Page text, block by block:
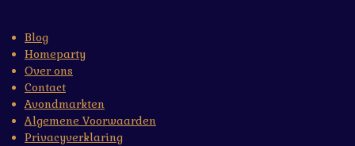
Blog
Homeparty
Over ons
Contact
Avondmarkten
Algemene Voorwaarden
Privacyverklaring